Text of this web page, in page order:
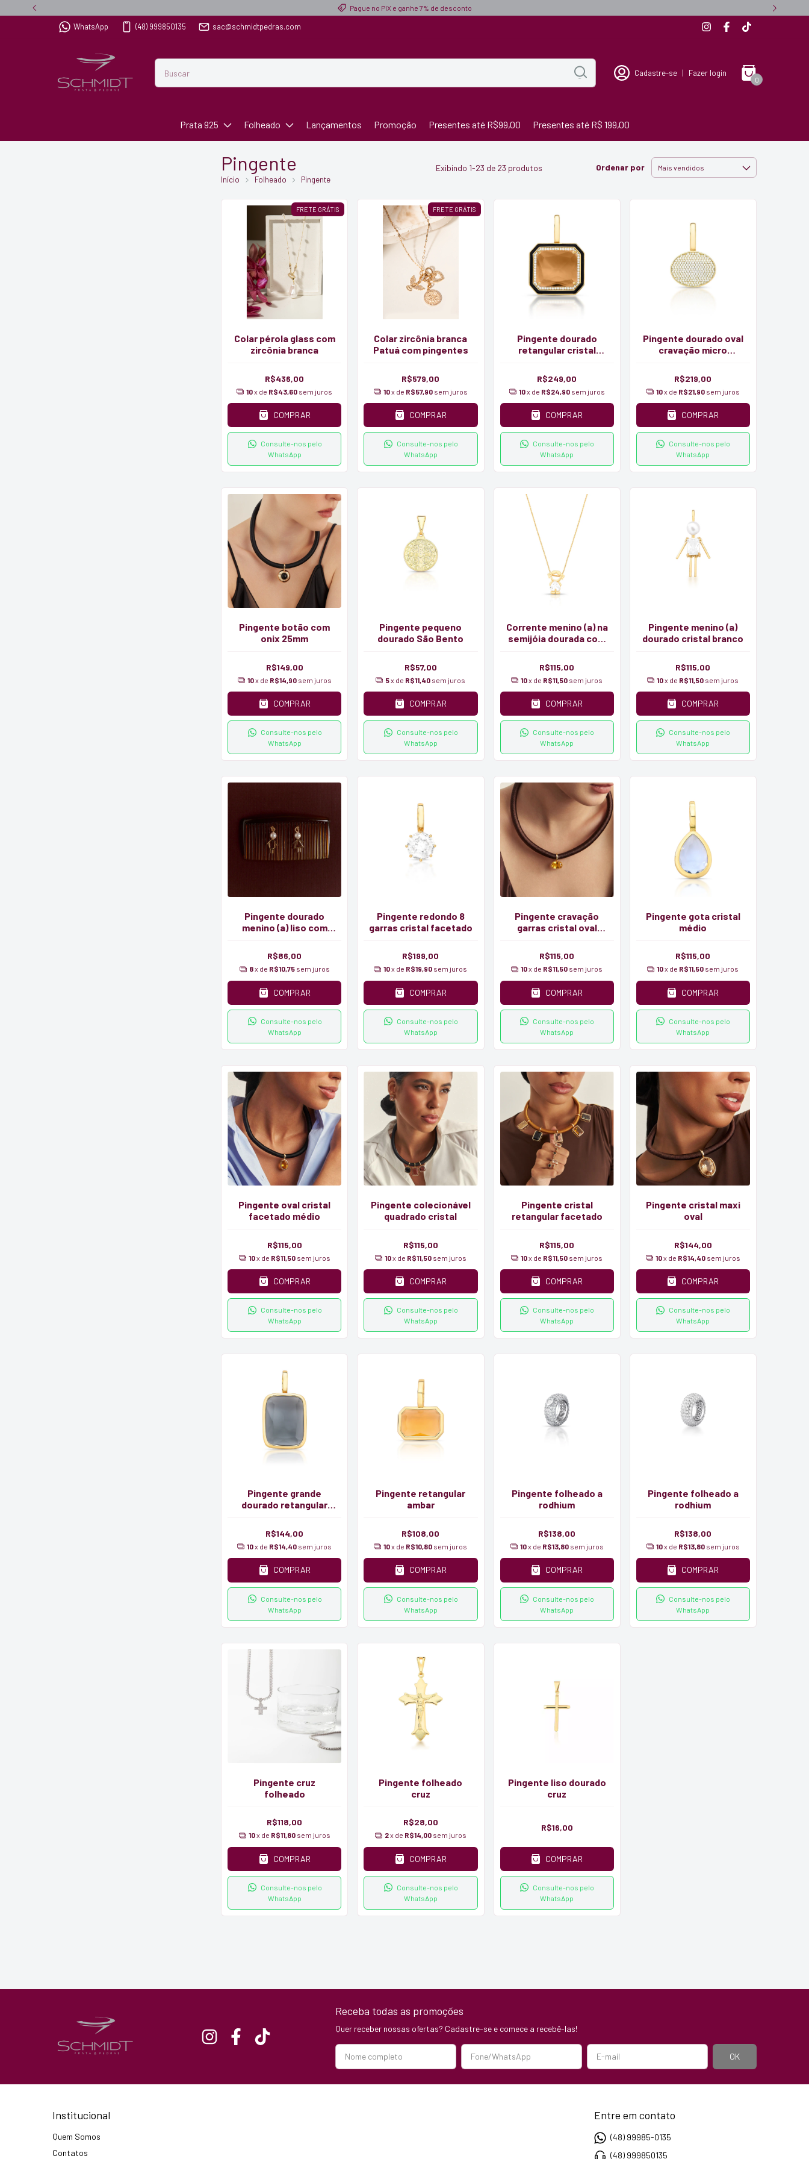
Pague no PIX e ganhe 7% de desconto
WhatsApp (48) 999850135 sac@schmidtpedras.com
Cadastre-se | Fazer login
0
Prata 925 Folheado Lançamentos Promoção Presentes até R$99,00 Presentes até R$ 199,00
Pingente
Início Folheado Pingente
Exibindo 1-23 de 23 produtos Ordenar por
FRETE GRÁTIS
Colar pérola glass com
zircônia branca
R$436,00
10x de R$43,60 sem juros
COMPRAR
Consulte-nos pelo
WhatsApp
FRETE GRÁTIS
Colar zircônia branca
Patuá com pingentes
R$579,00
10x de R$57,90 sem juros
COMPRAR
Consulte-nos pelo
WhatsApp
Pingente dourado
retangular cristal
R$249,00
10x de R$24,90 sem juros
COMPRAR
Consulte-nos pelo
WhatsApp
Pingente dourado oval
cravação micro
R$219,00
10x de R$21,90 sem juros
COMPRAR
Consulte-nos pelo
WhatsApp
Pingente botão com
onix 25mm
R$149,00
10x de R$14,90 sem juros
COMPRAR
Consulte-nos pelo
WhatsApp
Pingente pequeno
dourado São Bento
R$57,00
5x de R$11,40 sem juros
COMPRAR
Consulte-nos pelo
WhatsApp
Corrente menino (a) na
semijóia dourada com
R$115,00
10x de R$11,50 sem juros
COMPRAR
Consulte-nos pelo
WhatsApp
Pingente menino (a)
dourado cristal branco
R$115,00
10x de R$11,50 sem juros
COMPRAR
Consulte-nos pelo
WhatsApp
Pingente dourado
menino (a) liso com
R$86,00
8x de R$10,75 sem juros
COMPRAR
Consulte-nos pelo
WhatsApp
Pingente redondo 8
garras cristal facetado
R$199,00
10x de R$19,90 sem juros
COMPRAR
Consulte-nos pelo
WhatsApp
Pingente cravação
garras cristal oval
R$115,00
10x de R$11,50 sem juros
COMPRAR
Consulte-nos pelo
WhatsApp
Pingente gota cristal
médio
R$115,00
10x de R$11,50 sem juros
COMPRAR
Consulte-nos pelo
WhatsApp
Pingente oval cristal
facetado médio
R$115,00
10x de R$11,50 sem juros
COMPRAR
Consulte-nos pelo
WhatsApp
Pingente colecionável
quadrado cristal
R$115,00
10x de R$11,50 sem juros
COMPRAR
Consulte-nos pelo
WhatsApp
Pingente cristal
retangular facetado
R$115,00
10x de R$11,50 sem juros
COMPRAR
Consulte-nos pelo
WhatsApp
Pingente cristal maxi
oval
R$144,00
10x de R$14,40 sem juros
COMPRAR
Consulte-nos pelo
WhatsApp
Pingente grande
dourado retangular
R$144,00
10x de R$14,40 sem juros
COMPRAR
Consulte-nos pelo
WhatsApp
Pingente retangular
ambar
R$108,00
10x de R$10,80 sem juros
COMPRAR
Consulte-nos pelo
WhatsApp
Pingente folheado a
rodhium
R$138,00
10x de R$13,80 sem juros
COMPRAR
Consulte-nos pelo
WhatsApp
Pingente folheado a
rodhium
R$138,00
10x de R$13,80 sem juros
COMPRAR
Consulte-nos pelo
WhatsApp
Pingente cruz
folheado
R$118,00
10x de R$11,80 sem juros
COMPRAR
Consulte-nos pelo
WhatsApp
Pingente folheado
cruz
R$28,00
2x de R$14,00 sem juros
COMPRAR
Consulte-nos pelo
WhatsApp
Pingente liso dourado
cruz
R$16,00
COMPRAR
Consulte-nos pelo
WhatsApp
Receba todas as promoções
Quer receber nossas ofertas? Cadastre-se e comece a recebê-las!
Institucional
Quem Somos
Contatos
Entre em contato
(48) 99985-0135
(48) 999850135